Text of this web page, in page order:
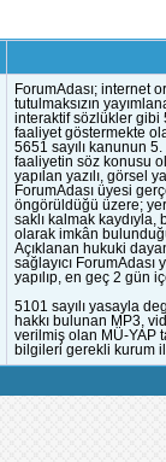
ForumAdası; internet
tutulmaksızın
interaktif sözlükler gibi
faaliyet göstermekte
5651 sayılı kanunun
faaliyetin söz konusu
yapılan yazılı, görsel
ForumAdası üyesi
öngörüldüğü üzere;
saklı kalmak
olarak imkân
Açıklanan hukuki
sağlayıcı
yapılıp, en geç 2 gün
5101 sayılı yasayla
hakkı bulunan MP3,
verilmiş olan MÜ-YAP
bilgileri gerekli kurum